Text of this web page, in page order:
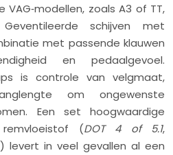
zoals A3 of TT,
schijven met
met passende klauwen
en pedaalgevoel.
is controle van velgmaat,
om ongewenste
Een set hoogwaardige
(DOT 4 of 5.1,
levert in veel gevallen al een